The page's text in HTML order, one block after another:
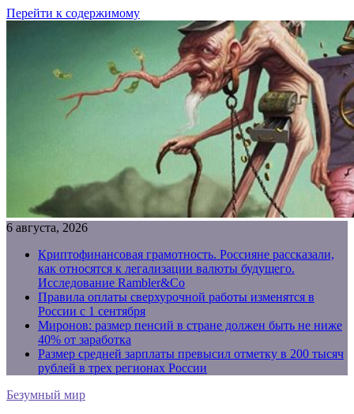
Перейти к содержимому
6 августа, 2026
Криптофинансовая грамотность. Россияне рассказали,
как относятся к легализации валюты будущего.
Исследование Rambler&Co
Правила оплаты сверхурочной работы изменятся в
России с 1 сентября
Миронов: размер пенсий в стране должен быть не ниже
40% от заработка
Размер средней зарплаты превысил отметку в 200 тысяч
рублей в трех регионах России
Безумный мир